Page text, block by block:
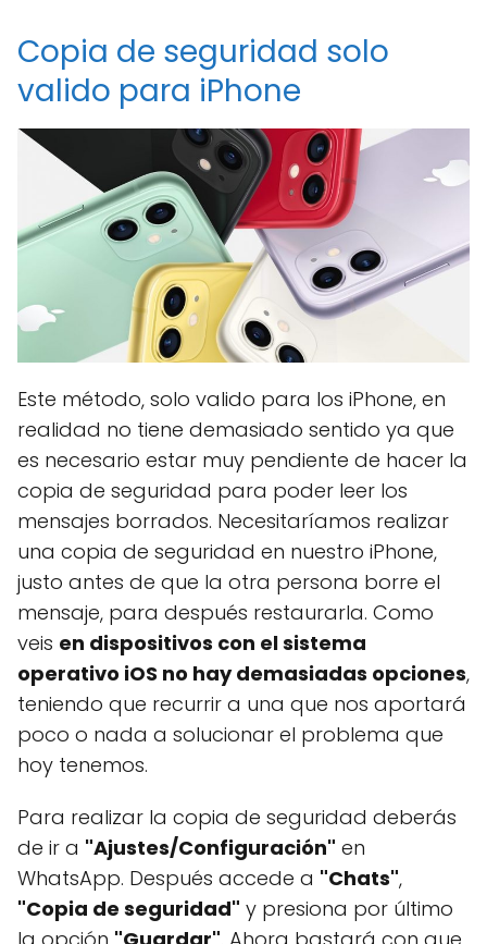
Copia de seguridad solo
valido para iPhone
Este método, solo valido para los iPhone, en
realidad no tiene demasiado sentido ya que
es necesario estar muy pendiente de hacer la
copia de seguridad para poder leer los
mensajes borrados. Necesitaríamos realizar
una copia de seguridad en nuestro iPhone,
justo antes de que la otra persona borre el
mensaje, para después restaurarla. Como
veis en dispositivos con el sistema
operativo iOS no hay demasiadas opciones,
teniendo que recurrir a una que nos aportará
poco o nada a solucionar el problema que
hoy tenemos.
Para realizar la copia de seguridad deberás
de ir a "Ajustes/Configuración" en
WhatsApp. Después accede a "Chats",
"Copia de seguridad" y presiona por último